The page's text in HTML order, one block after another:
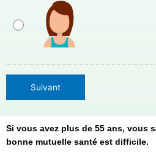
Si vous avez plus de 55 ans, vous
bonne mutuelle santé est difficile.
Suivant